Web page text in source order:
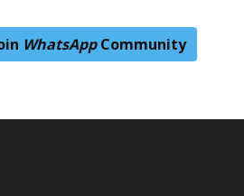
WhatsAppCommunity